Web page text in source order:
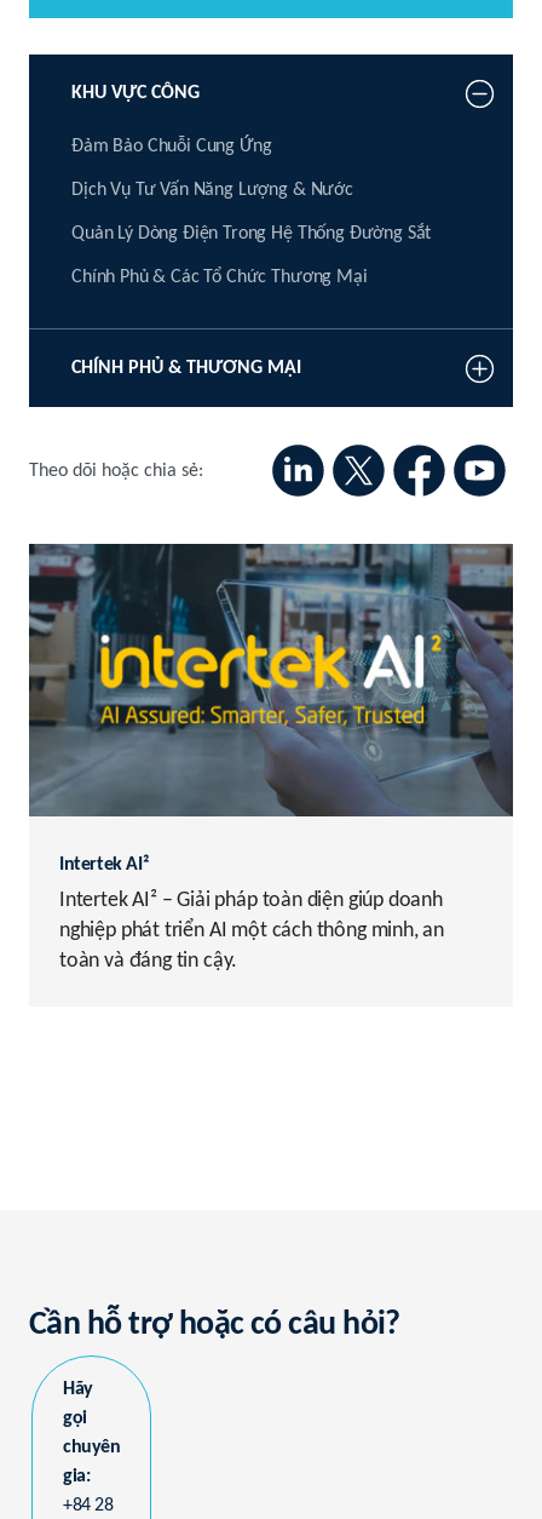
KHU VỰC CÔNG
Đảm Bảo Chuỗi Cung Ứng
Dịch Vụ Tư Vấn Năng Lượng & Nước
Quản Lý Dòng Điện Trong Hệ Thống Đường Sắt
Chính Phủ & Các Tổ Chức Thương Mại
CHÍNH PHỦ & THƯƠNG MẠI
Theo dõi hoặc chia sẻ:
Intertek AI²
Intertek AI² – Giải pháp toàn diện giúp doanh
nghiệp phát triển AI một cách thông minh, an
toàn và đáng tin cậy.
Cần hỗ trợ hoặc có câu hỏi?
Hãy
gọi
chuyên
gia:
+84 28